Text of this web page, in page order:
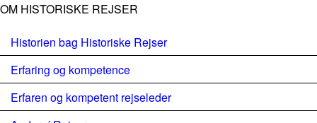
OM HISTORISKE REJSER
Historien bag Historiske Rejser
Erfaring og kompetence
Erfaren og kompetent rejseleder